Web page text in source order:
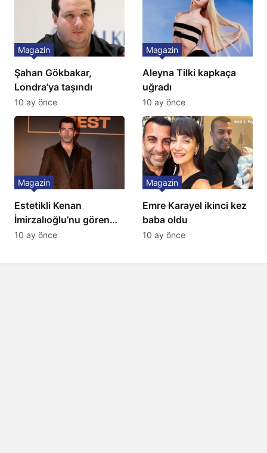
Şahan Gökbakar,
Londra’ya taşındı
Magazin
10 ay önce
Aleyna Tilki kapkaça
uğradı
Magazin
10 ay önce
Estetikli Kenan
İmirzalıoğlu’nu gören
tanıyamıyor: Son hali
Magazin
10 ay önce
Emre Karayel ikinci kez
baba oldu
Magazin
10 ay önce